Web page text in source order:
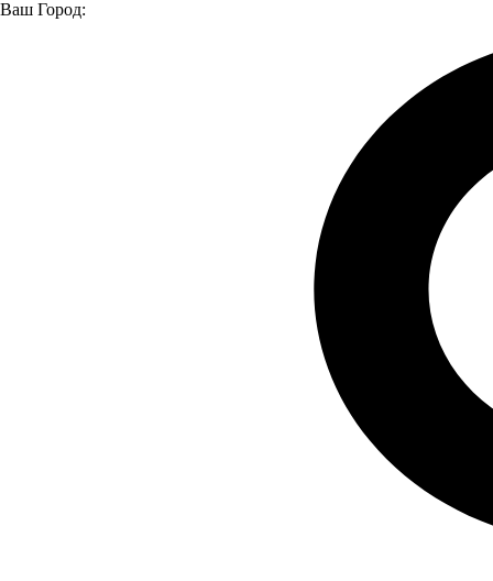
Ваш Город:
Главная страница
Презентация микроавтобуса «Соболь
24 марта 2023 года в автоцентре ГАЗ «Луидор» г. Нижний
Новгород прошло закрытое мероприятие для клиентов,
посвященное модели «Соболь NN». На мероприятии был
представлен микроавтобус на базе фургона «Соболь НН»